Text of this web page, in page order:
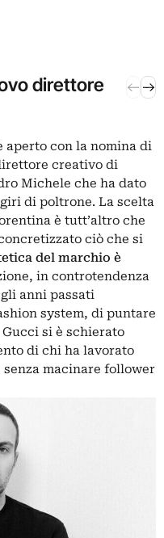
direttore
Gli
aperto con la nomina di
creativo di
Michele che ha dato
di poltrone. La scelta
è tutt’altro che
ciò che si
del marchio è
in controtendenza
anni passati
system, di puntare
si è schierato
di chi ha lavorato
senza macinare follower